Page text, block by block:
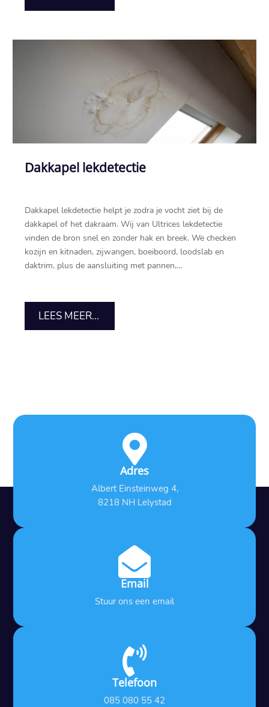
Dakkapel lekdetectie
Dakkapel lekdetectie helpt je zodra je vocht ziet bij de
dakkapel of het dakraam.​ Wij van Ultrices lekdetectie
vinden de bron snel en zonder hak en breek.​ We checken
kozijn en kitnaden, zijwangen, boeiboord, loodslab en
daktrim, plus de aansluiting met pannen,...
LEES MEER...

Adres
Albert Einsteinweg 4,
8218 NH Lelystad

Email
Stuur ons een email

Telefoon
085 080 55 42